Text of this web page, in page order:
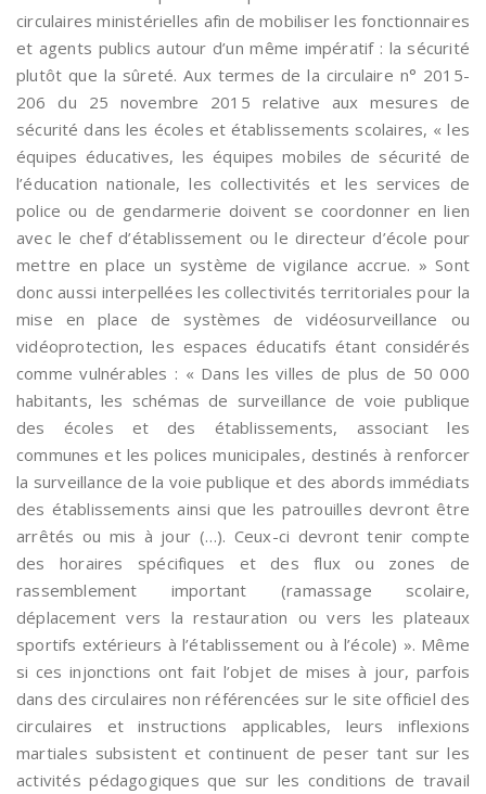
circulaires ministérielles afin de mobiliser les fonctionnaires
et agents publics autour d’un même impératif : la sécurité
plutôt que la sûreté. Aux termes de la circulaire n° 2015-
206 du 25 novembre 2015 relative aux mesures de
sécurité dans les écoles et établissements scolaires, « les
équipes éducatives, les équipes mobiles de sécurité de
l’éducation nationale, les collectivités et les services de
police ou de gendarmerie doivent se coordonner en lien
avec le chef d’établissement ou le directeur d’école pour
mettre en place un système de vigilance accrue. » Sont
donc aussi interpellées les collectivités territoriales pour la
mise en place de systèmes de vidéosurveillance ou
vidéoprotection, les espaces éducatifs étant considérés
comme vulnérables : « Dans les villes de plus de 50 000
habitants, les schémas de surveillance de voie publique
des écoles et des établissements, associant les
communes et les polices municipales, destinés à renforcer
la surveillance de la voie publique et des abords immédiats
des établissements ainsi que les patrouilles devront être
arrêtés ou mis à jour (…). Ceux-ci devront tenir compte
des horaires spécifiques et des flux ou zones de
rassemblement important (ramassage scolaire,
déplacement vers la restauration ou vers les plateaux
sportifs extérieurs à l’établissement ou à l’école) ». Même
si ces injonctions ont fait l’objet de mises à jour, parfois
dans des circulaires non référencées sur le site officiel des
circulaires et instructions applicables, leurs inflexions
martiales subsistent et continuent de peser tant sur les
activités pédagogiques que sur les conditions de travail